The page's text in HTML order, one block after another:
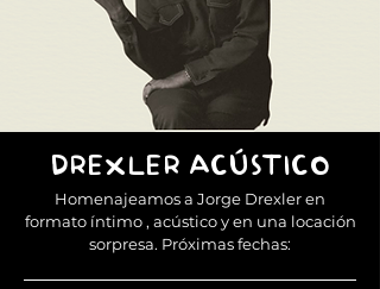
DREXLER ACÚSTICO
Homenajeamos a Jorge Drexler en
formato íntimo , acústico y en una locación
sorpresa. Próximas fechas: